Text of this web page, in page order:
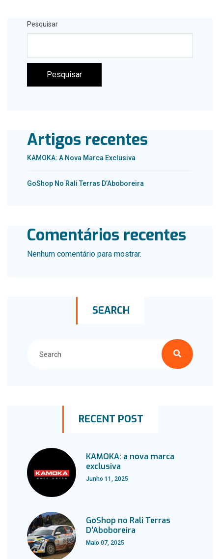
Pesquisar
Pesquisar
Artigos recentes
KAMOKA: A Nova Marca Exclusiva
GoShop No Rali Terras D’Aboboreira
Comentários recentes
Nenhum comentário para mostrar.
SEARCH
RECENT POST
KAMOKA: a nova marca
exclusiva
Junho 11, 2025
GoShop no Rali Terras
D’Aboboreira
Maio 07, 2025